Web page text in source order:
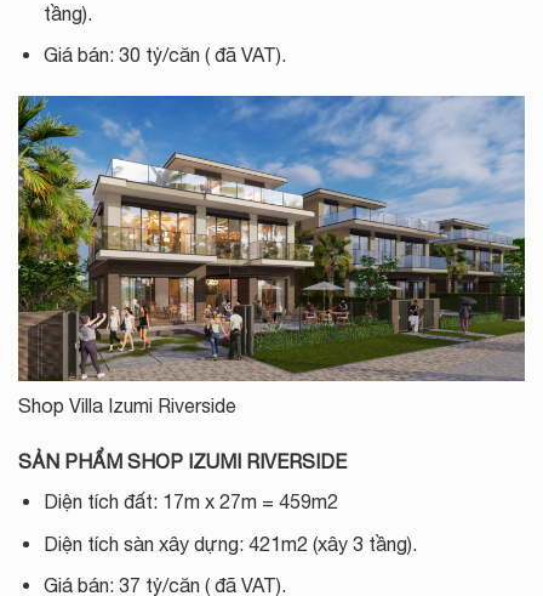
tầng).
Giá bán: 30 tỷ/căn ( đã VAT).
Shop Villa Izumi Riverside
SẢN PHẨM SHOP IZUMI RIVERSIDE
Diện tích đất: 17m x 27m = 459m2
Diện tích sàn xây dựng: 421m2 (xây 3 tầng).
Giá bán: 37 tỷ/căn ( đã VAT).